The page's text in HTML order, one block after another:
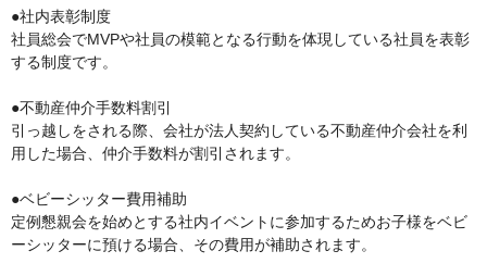
●社内表彰制度
社員総会でMVPや社員の模範となる行動を体現している社員を表彰
する制度です。
●不動産仲介手数料割引
引っ越しをされる際、会社が法人契約している不動産仲介会社を利
用した場合、仲介手数料が割引されます。
●ベビーシッター費用補助
定例懇親会を始めとする社内イベントに参加するためお子様をベビ
ーシッターに預ける場合、その費用が補助されます。